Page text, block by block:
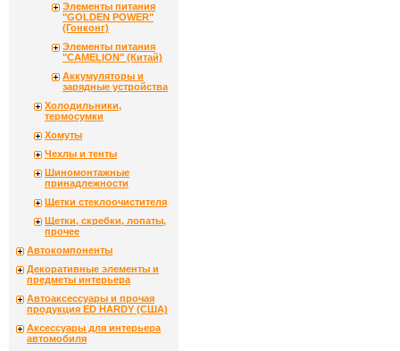
Элементы питания
"GOLDEN POWER"
(Гонконг)
Элементы питания
"CAMELION" (Китай)
Аккумуляторы и
зарядные устройства
Холодильники,
термосумки
Хомуты
Чехлы и тенты
Шиномонтажные
принадлежности
Щетки стеклоочистителя
Щетки, скребки, лопаты,
прочее
Автокомпоненты
Декоративные элементы и
предметы интерьера
Автоаксессуары и прочая
продукция ED HARDY (США)
Аксессуары для интерьера
автомобиля